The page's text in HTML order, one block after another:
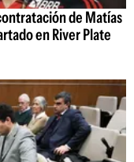
de Matías
en River Plate